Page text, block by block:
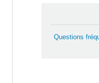
Questions